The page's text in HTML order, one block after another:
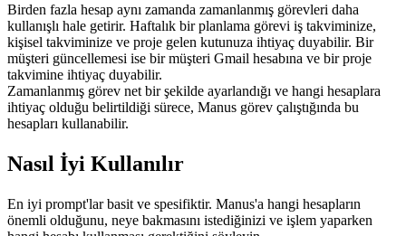
Birden fazla hesap aynı zamanda zamanlanmış görevleri daha
kullanışlı hale getirir. Haftalık bir planlama görevi iş takviminize,
kişisel takviminize ve proje gelen kutunuza ihtiyaç duyabilir. Bir
müşteri güncellemesi ise bir müşteri Gmail hesabına ve bir proje
takvimine ihtiyaç duyabilir.
Zamanlanmış görev net bir şekilde ayarlandığı ve hangi hesaplara
ihtiyaç olduğu belirtildiği sürece, Manus görev çalıştığında bu
hesapları kullanabilir.
Nasıl İyi Kullanılır
En iyi prompt'lar basit ve spesifiktir. Manus'a hangi hesapların
önemli olduğunu, neye bakmasını istediğinizi ve işlem yaparken